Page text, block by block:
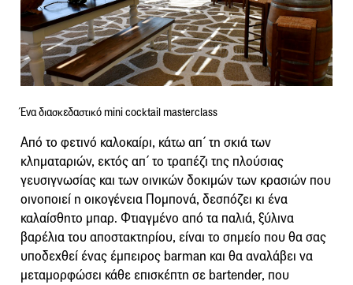
Ένα διασκεδαστικό mini cocktail masterclass
Από το φετινό καλοκαίρι, κάτω απ΄ τη σκιά των
κληματαριών, εκτός απ΄ το τραπέζι της πλούσιας
γευσιγνωσίας και των οινικών δοκιμών των κρασιών που
οινοποιεί η οικογένεια Πομπονά, δεσπόζει κι ένα
καλαίσθητο μπαρ. Φτιαγμένο από τα παλιά, ξύλινα
βαρέλια του αποστακτηρίου, είναι το σημείο που θα σας
υποδεχθεί ένας έμπειρος barman και θα αναλάβει να
μεταμορφώσει κάθε επισκέπτη σε bartender, που